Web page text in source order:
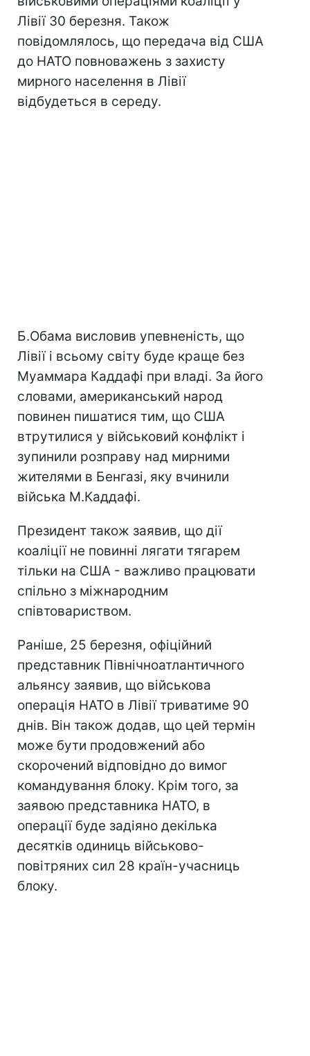
Лівії 30 березня. Також
повідомлялось, що передача від США
до НАТО повноважень з захисту
мирного населення в Лівії
відбудеться в середу.
Б.Обама висловив упевненість, що
Лівії і всьому світу буде краще без
Муаммара Каддафі при владі. За його
словами, американський народ
повинен пишатися тим, що США
втрутилися у військовий конфлікт і
зупинили розправу над мирними
жителями в Бенгазі, яку вчинили
війська М.Каддафі.
Президент також заявив, що дії
коаліції не повинні лягати тягарем
тільки на США - важливо працювати
спільно з міжнародним
співтовариством.
Раніше, 25 березня, офіційний
представник Північноатлантичного
альянсу заявив, що військова
операція НАТО в Лівії триватиме 90
днів. Він також додав, що цей термін
може бути продовжений або
скорочений відповідно до вимог
командування блоку. Крім того, за
заявою представника НАТО, в
операції буде задіяно декілька
десятків одиниць військово-
повітряних сил 28 країн-учасниць
блоку.